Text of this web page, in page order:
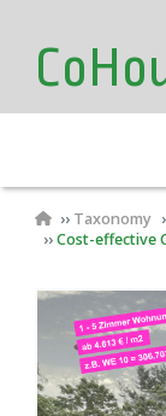
Inhaltaccount
menu
Taxonomy
Cost-effective